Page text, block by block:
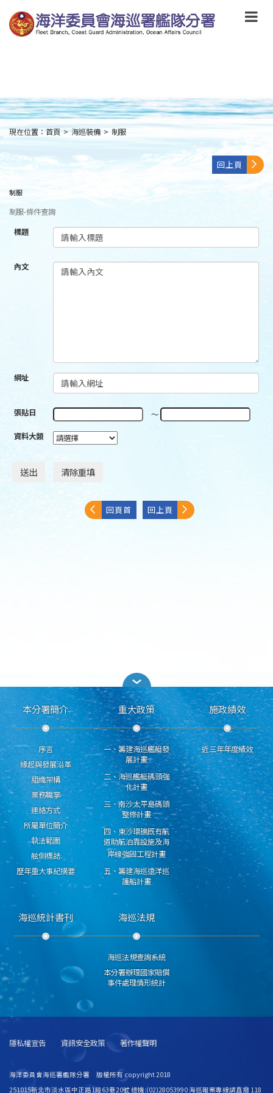
到
主
要
content
:::
現在位置：首頁 > 海巡裝備 > 制服
回上頁
制服
制服-條件查詢
標題
內文
網址
張貼日
～
資料大類
回頁首 回上頁
本分署簡介
序言
緣起與發展沿革
組織架構
業務職掌
連絡方式
所屬單位簡介
執法範圍
舷側標誌
歷年重大事紀摘要
重大政策
一、籌建海巡艦艇發
展計畫
二、海巡艦艇碼頭強
化計畫
三、南沙太平島碼頭
整修計畫
四、東沙環礁既有航
道助航泊靠設施及海
岸線強固工程計畫
五、籌建海巡遠洋巡
護船計畫
施政績效
近三年年度績效
海巡統計書刊 海巡法規
海巡法規查詢系統
本分署辦理國家賠償
事件處理情形統計
隱私權宣告 資訊安全政策 著作權聲明
海洋委員會海巡署艦隊分署 版權所有 copyright 2018
251015新北市淡水區中正路1段63巷20號 總機:(02)28053990 海巡報案專線請直撥 118